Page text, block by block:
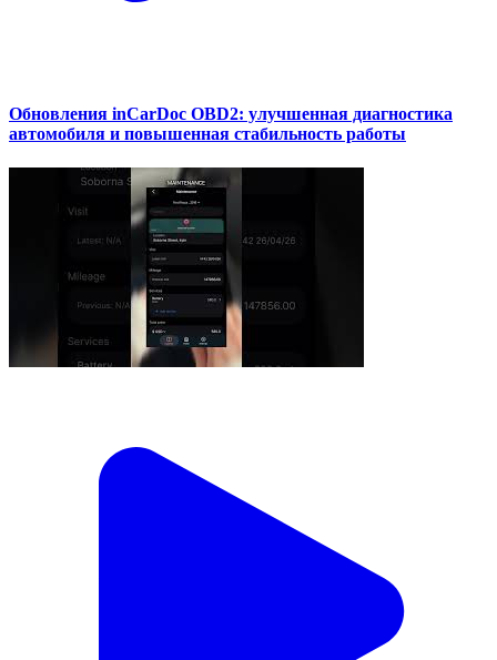
Обновления inCarDoc OBD2: улучшенная диагностика
автомобиля и повышенная стабильность работы